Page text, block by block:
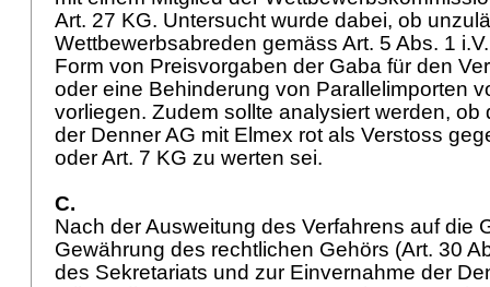
Art. 27 KG. Untersucht wurde dabei, ob
Wettbewerbsabreden gemäss Art. 5 Abs. 1
Form von Preisvorgaben der Gaba für den
oder eine Behinderung von Parallelimporten
vorliegen. Zudem sollte analysiert werden, ob
der Denner AG mit Elmex rot als Verstoss
oderArt. 7 KG zu werten sei.
C.
Nach der Ausweitung des Verfahrens auf die
Gewährung des rechtlichen Gehörs (Art. 30
des Sekretariats und zur Einvernahme der